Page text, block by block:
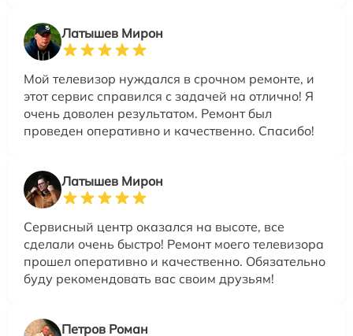
Латышев Мирон
Мой телевизор нуждался в срочном ремонте, и
этот сервис справился с задачей на отлично! Я
очень доволен результатом. Ремонт был
проведен оперативно и качественно. Спасибо!
Латышев Мирон
Сервисный центр оказался на высоте, все
сделали очень быстро! Ремонт моего телевизора
прошел оперативно и качественно. Обязательно
буду рекомендовать вас своим друзьям!
Петров Роман